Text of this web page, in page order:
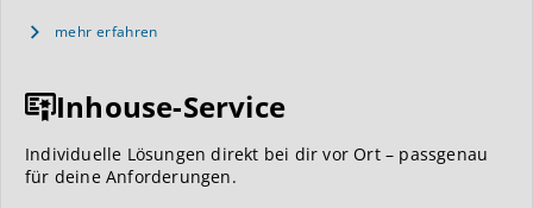
mehr erfahren
Inhouse-Service
Individuelle Lösungen direkt bei dir vor Ort – passgenau
für deine Anforderungen.